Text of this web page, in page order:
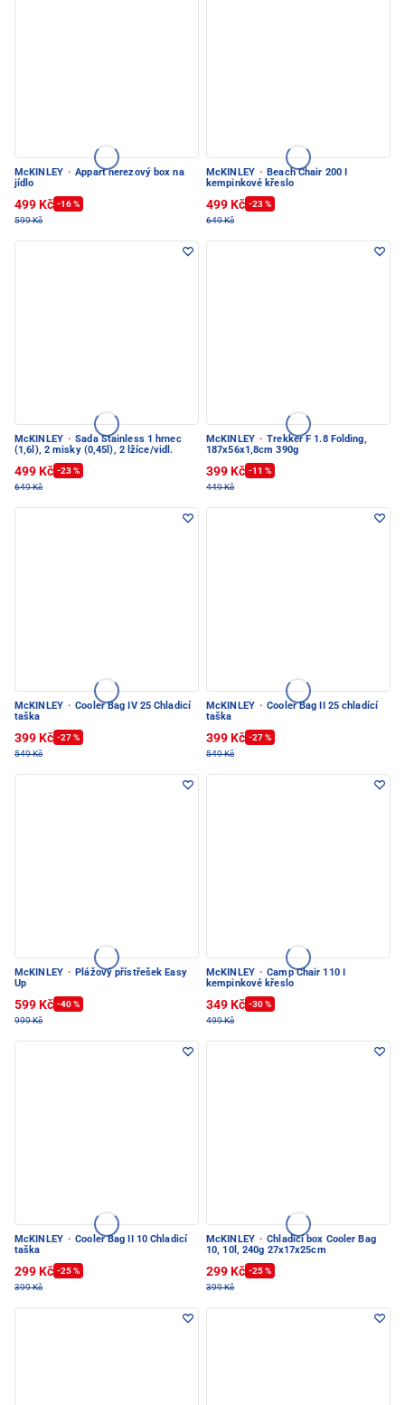
McKINLEY · Appart nerezový box na
jídlo
499 Kč -16 %
599 Kč
McKINLEY · Beach Chair 200 I
kempinkové křeslo
499 Kč -23 %
649 Kč
McKINLEY · Sada Stainless 1 hrnec
(1,6l), 2 misky (0,45l), 2 lžíce/vidl.
499 Kč -23 %
649 Kč
McKINLEY · Trekker F 1.8 Folding,
187x56x1,8cm 390g
399 Kč -11 %
449 Kč
McKINLEY · Cooler Bag IV 25 Chladicí
taška
399 Kč -27 %
549 Kč
McKINLEY · Cooler Bag II 25 chladící
taška
399 Kč -27 %
549 Kč
McKINLEY · Plážový přístřešek Easy
Up
599 Kč -40 %
999 Kč
McKINLEY · Camp Chair 110 I
kempinkové křeslo
349 Kč -30 %
499 Kč
McKINLEY · Cooler Bag II 10 Chladicí
taška
299 Kč -25 %
399 Kč
McKINLEY · Chladicí box Cooler Bag
10, 10l, 240g 27x17x25cm
299 Kč -25 %
399 Kč